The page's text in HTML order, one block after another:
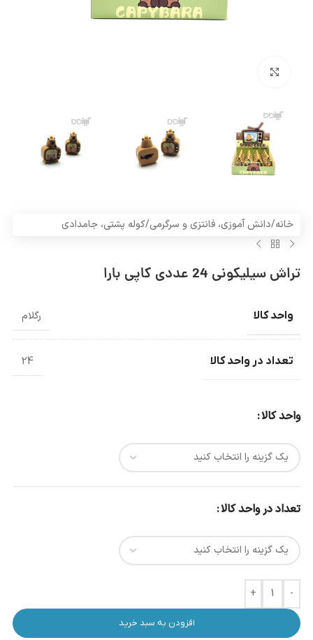
خانه/دانش آموزی، فانتزی و سرگرمی/کوله پشتی، جامدادی
تراش سیلیکونی 24 عددی کاپی بارا
واحد کالا رگلام
تعداد در واحد کالا 24
واحد کالا
تعداد در واحد کالا
-
+
افزودن به سبد خرید